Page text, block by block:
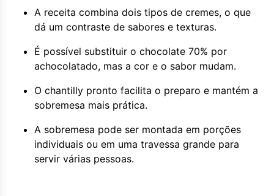
A receita combina dois tipos de cremes, o que
dá um contraste de sabores e texturas.
É possível substituir o chocolate 70% por
achocolatado, mas a cor e o sabor mudam.
O chantilly pronto facilita o preparo e mantém a
sobremesa mais prática.
A sobremesa pode ser montada em porções
individuais ou em uma travessa grande para
servir várias pessoas.